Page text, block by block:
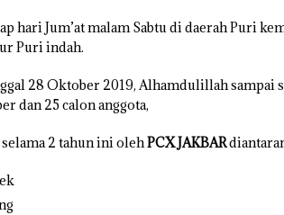
hari Jum’at malam Sabtu di daerah Puri
Puri indah.
28 Oktober 2019, Alhamdulillah sampai
dan 25 calon anggota,
2 tahun ini olehPCX JAKBAR